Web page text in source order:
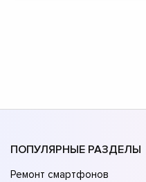
ПОПУЛЯРНЫЕ РАЗДЕЛЫ
Ремонт смартфонов